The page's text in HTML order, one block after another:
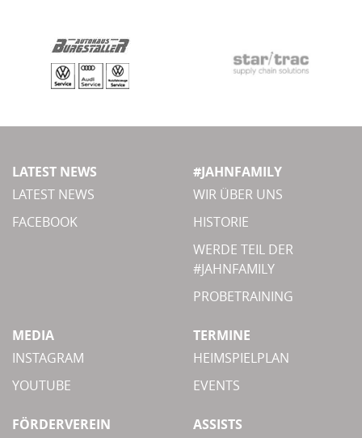
LATEST NEWS
LATEST NEWS
FACEBOOK
#JAHNFAMILY
WIR ÜBER UNS
HISTORIE
WERDE TEIL DER
#JAHNFAMILY
PROBETRAINING
MEDIA
INSTAGRAM
YOUTUBE
TERMINE
HEIMSPIELPLAN
EVENTS
FÖRDERVEREIN ASSISTS